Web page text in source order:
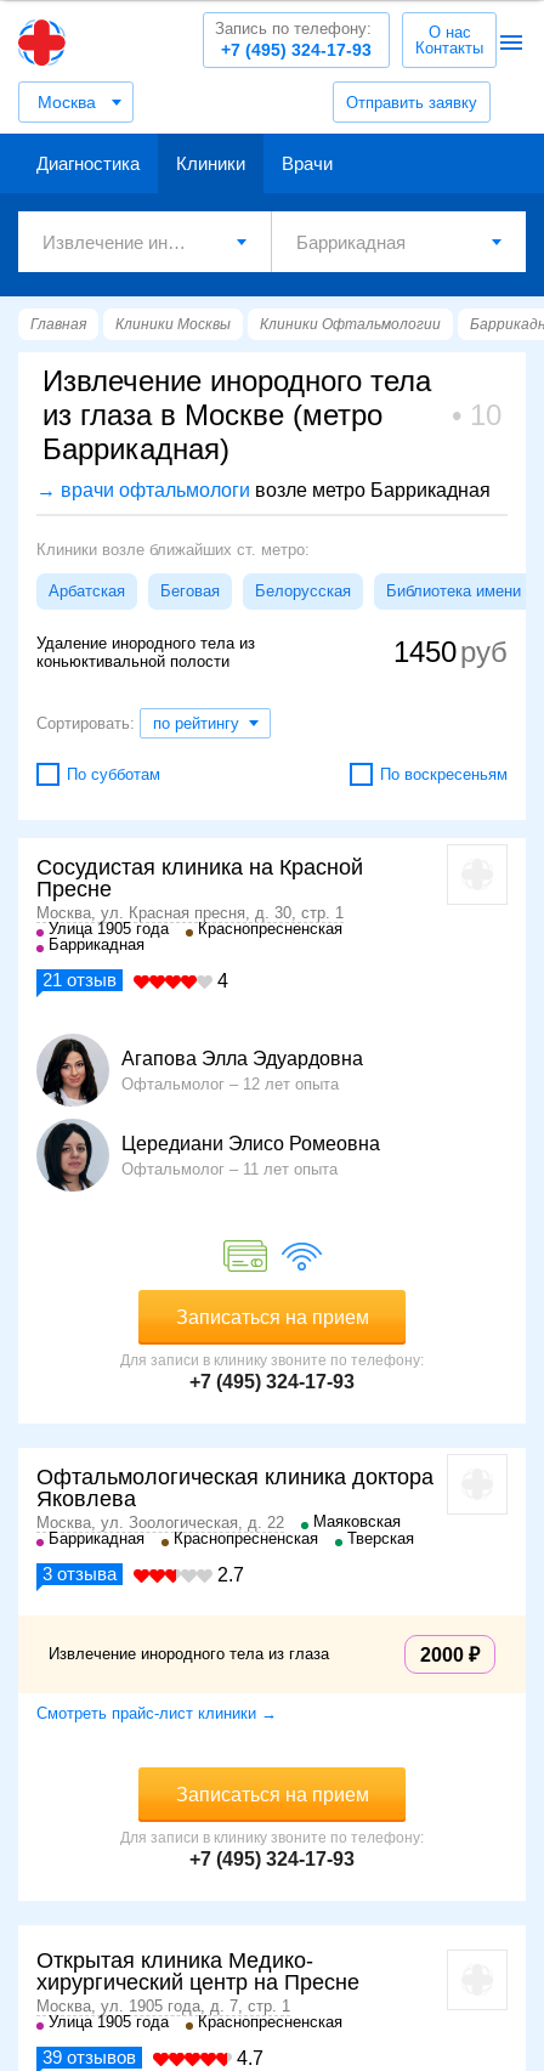
Москва Отправить заявку
+7 (495) 324-17-93
Запись по телефону:
О нас
Контакты
Диагностика Клиники Врачи
Главная Клиники Москвы Клиники Офтальмологии
Извлечение инородного тела
из глаза в Москве (метро
Баррикадная)
10
→ врачи офтальмологи возле метро Баррикадная
Клиники возле ближайших ст. метро:
Арбатская Беговая Белорусская Библиотека имени
Удаление инородного тела из
коньюктивальной полости
1450
Сортировать: по рейтингу
По субботам По воскресеньям
Сосудистая клиника на Красной
Пресне
Москва, ул. Красная пресня, д. 30, стр. 1
Улица 1905 года
Краснопресненская
Баррикадная
21 отзыв 4
Агапова Элла Эдуардовна
Офтальмолог 12 лет опыта
Цередиани Элисо Ромеовна
Офтальмолог 11 лет опыта
Записаться на прием
Для записи в клинику звоните по телефону:
+7 (495) 324-17-93
Офтальмологическая клиника доктора
Яковлева
Москва, ул. Зоологическая, д. 22
Маяковская
Баррикадная
Краснопресненская Тверская
3 отзыва 2.7
Извлечение инородного тела из глаза 2000
Смотреть прайс-лист клиники →
Записаться на прием
Для записи в клинику звоните по телефону:
+7 (495) 324-17-93
Открытая клиника Медико-
хирургический центр на Пресне
Москва, ул. 1905 года, д. 7, стр. 1
Улица 1905 года
Краснопресненская
39 отзывов 4.7